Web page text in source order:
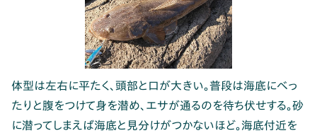
体型は左右に平たく、頭部と口が大きい。普段は海底にべっ
たりと腹をつけて身を潜め、エサが通るのを待ち伏せする。砂
に潜ってしまえば海底と見分けがつかないほど。海底付近を